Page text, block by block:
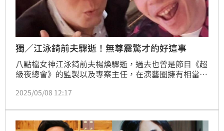
獨／江泳錡前夫驟逝！無尊震驚才約好這事
八點檔女神江泳錡前夫楊煥驟逝，過去也曾是節目《超
級夜總會》的監製以及專案主任，在演藝圈擁有相當廣
受《三立新聞網》獨家訪問，也透露自己聽到消息非常
心聊天，甚至楊煥還跟無尊約好，下次要再相約喝一
杯，也遺憾「沒想到上次就是最後一次見面」。
2025/05/08 12:17